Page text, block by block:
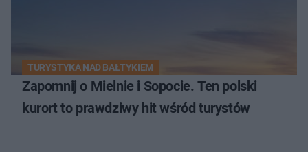
TURYSTYKA NAD BAŁTYKIEM
Zapomnij o Mielnie i Sopocie. Ten polski
kurort to prawdziwy hit wśród turystów